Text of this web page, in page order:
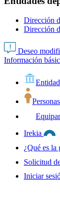
Dirección
Dirección
Deseo
Información
Personas
Irekia
¿Qué es la
Solicitud
Iniciar